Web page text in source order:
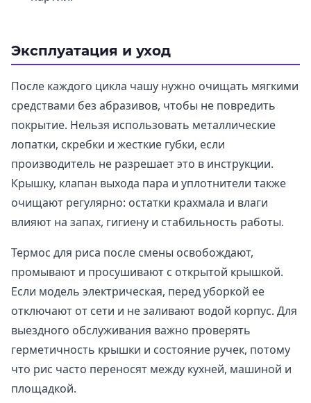
Эксплуатация и уход
После каждого цикла чашу нужно очищать мягкими
средствами без абразивов, чтобы не повредить
покрытие. Нельзя использовать металлические
лопатки, скребки и жесткие губки, если
производитель не разрешает это в инструкции.
Крышку, клапан выхода пара и уплотнители также
очищают регулярно: остатки крахмала и влаги
влияют на запах, гигиену и стабильность работы.
Термос для риса после смены освобождают,
промывают и просушивают с открытой крышкой.
Если модель электрическая, перед уборкой ее
отключают от сети и не заливают водой корпус. Для
выездного обслуживания важно проверять
герметичность крышки и состояние ручек, потому
что рис часто переносят между кухней, машиной и
площадкой.